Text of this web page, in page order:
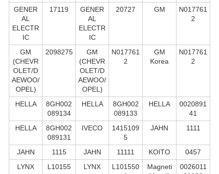
GENER
AL
ELECTR
IC
17119
GENER
AL
ELECTR
IC
20727 GM
N017761
2
GM
(CHEVR
OLET/D
AEWOO/
OPEL)
2098275
GM
(CHEVR
OLET/D
AEWOO/
OPEL)
N017761
2
GM
Korea
N017761
2
HELLA
8GH002
089134
HELLA
8GH002
089133
HELLA
0020891
41
HELLA
8GH002
089131
IVECO
1415109
5
JAHN 1111
JAHN 1115 JAHN 11111 KOITO
0457
LYNX
L10155 LYNX
L101550
Magneti
0026011